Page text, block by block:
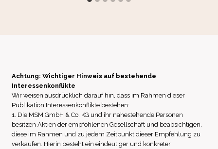
Achtung: Wichtiger Hinweis auf bestehende
Interessenkonflikte
Wir weisen ausdrücklich darauf hin, dass im Rahmen dieser
Publikation Interessenkonflikte bestehen:
1. Die MSM GmbH & Co. KG und ihr nahestehende Personen
besitzen Aktien der empfohlenen Gesellschaft und beabsichtigen,
diese im Rahmen und zu jedem Zeitpunkt dieser Empfehlung zu
verkaufen. Hierin besteht ein eindeutiger und konkreter